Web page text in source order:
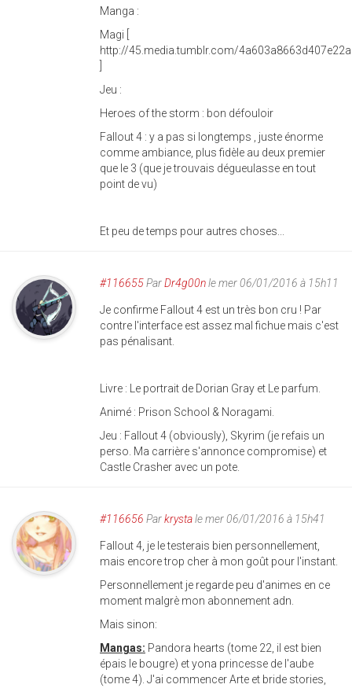
Manga :
Magi [
http://45.media.tumblr.com/
Jeu :
Heroes of the storm : bon défouloir
Fallout 4 : y a pas si longtemps , juste énorme
comme ambiance, plus fidèle au deux premier
que le 3 (que je trouvais dégueulasse en tout
point de vu)
Et peu de temps pour autres choses...
#116655ParDr4g00nle mer 06/01/2016 à 15h11
Je confirme Fallout 4 est un très bon cru ! Par
contre l'interface est assez mal fichue mais c'est
pas pénalisant.
Livre : Le portrait de Dorian Gray et Le parfum.
Animé : Prison School & Noragami.
Jeu : Fallout 4 (obviously), Skyrim (je refais un
perso. Ma carrière s'annonce compromise) et
Castle Crasher avec un pote.
#116656 Parkrystale mer 06/01/2016 à 15h41
Fallout 4, je le testerais bien personnellement,
mais encore trop cher à mon goût pour l'instant.
Personnellement je regarde peu d'animes en ce
moment malgrè mon abonnement adn.
Mais sinon:
Mangas: Pandora hearts (tome 22, il est bien
épais le bougre) et yona princesse de l'aube
(tome 4). J'ai commencer Arte et bride stories,